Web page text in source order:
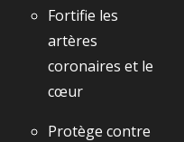
Fortifie les
artères
coronaires et le
cœur
Protège contre